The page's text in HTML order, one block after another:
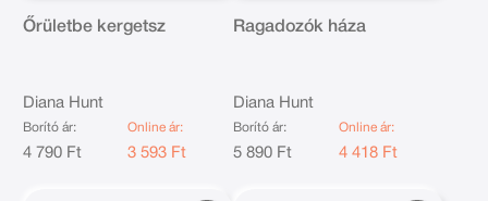
Őrületbe kergetsz
Diana Hunt
Borító ár:
4 790 Ft
Online ár:
3 593 Ft
Ragadozók háza
Diana Hunt
Borító ár:
5 890 Ft
Online ár:
4 418 Ft